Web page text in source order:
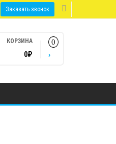
Заказать звонок
КОРЗИНА
0₽
0